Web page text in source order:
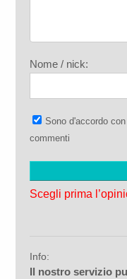
Nome / nick:
Sono d'accordo
commenti
Scegli prima
Info:
Il nostro servizio